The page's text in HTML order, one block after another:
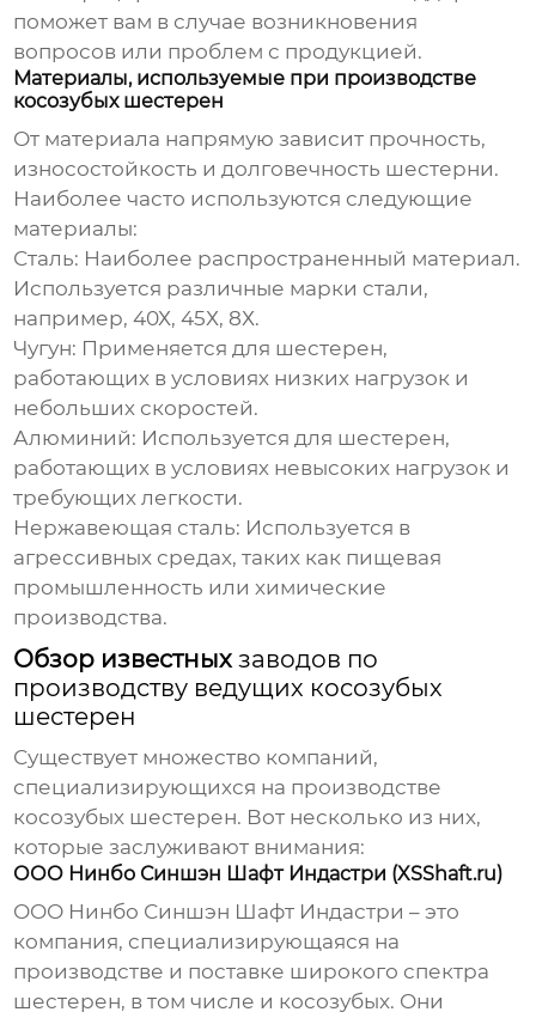
поможет вам в случае возникновения
вопросов или проблем с продукцией.
Материалы, используемые при производстве
косозубых шестерен
От материала напрямую зависит прочность,
износостойкость и долговечность шестерни.
Наиболее часто используются следующие
материалы:
Сталь: Наиболее распространенный материал.
Используется различные марки стали,
например, 40Х, 45Х, 8Х.
Чугун: Применяется для шестерен,
работающих в условиях низких нагрузок и
небольших скоростей.
Алюминий: Используется для шестерен,
работающих в условиях невысоких нагрузок и
требующих легкости.
Нержавеющая сталь: Используется в
агрессивных средах, таких как пищевая
промышленность или химические
производства.
Обзор известныхзаводов по
производству ведущих косозубых
шестерен
Существует множество компаний,
специализирующихся на производстве
косозубых шестерен. Вот несколько из них,
которые заслуживают внимания:
ООО Нинбо Синшэн Шафт Индастри (XSShaft.ru)
ООО Нинбо Синшэн Шафт Индастри – это
компания, специализирующаяся на
производстве и поставке широкого спектра
шестерен, в том числе и косозубых. Они